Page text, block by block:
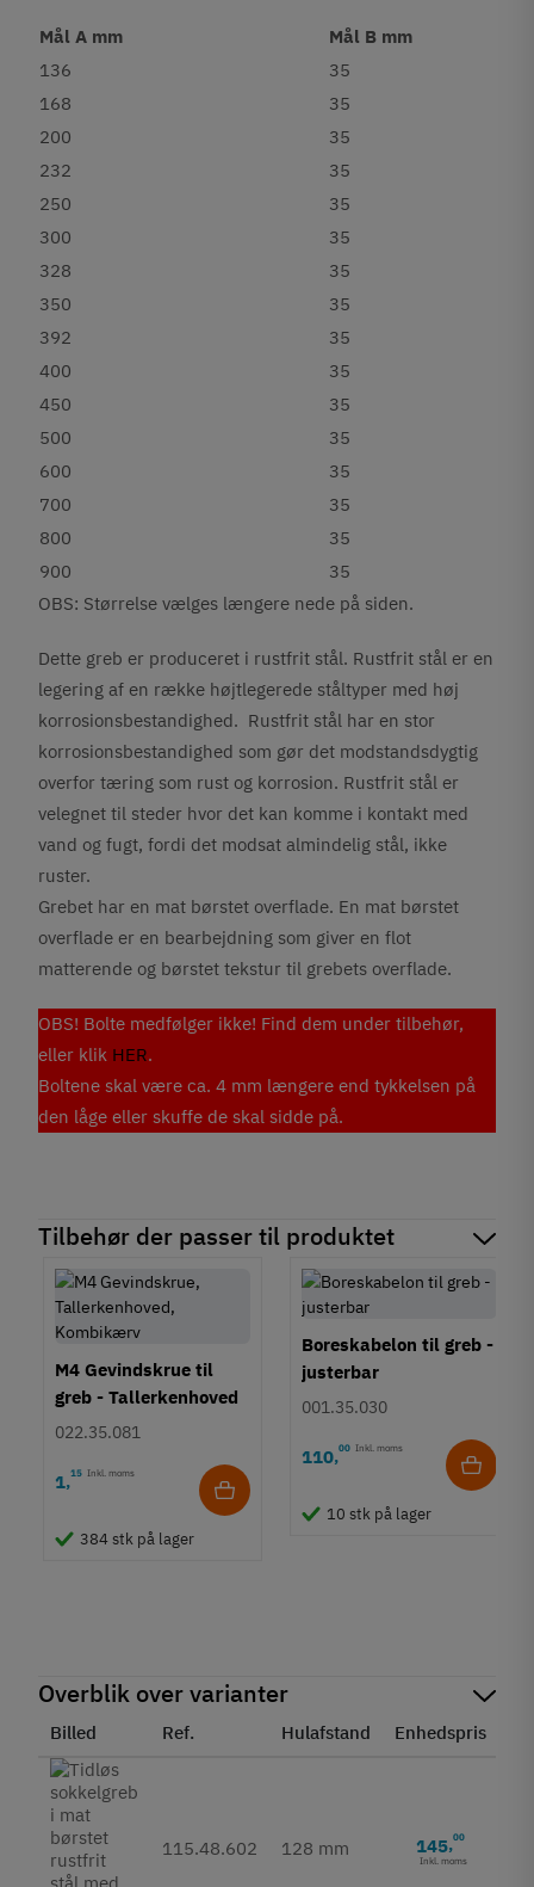
Mål A mm
Mål B mm
136
35
168
35
200
35
232
35
250
35
300
35
328
35
350
35
392
35
400
35
450
35
500
35
600
35
700
35
800
35
900
35
OBS: Størrelse vælges længere nede på siden.
Dette greb er produceret i rustfrit stål. Rustfrit stål er en
legering af en række højtlegerede ståltyper med høj
korrosionsbestandighed. Rustfrit stål har en stor
korrosionsbestandighed som gør det modstandsdygtig
overfor tæring som rust og korrosion. Rustfrit stål er
velegnet til steder hvor det kan komme i kontakt med
vand og fugt, fordi det modsat almindelig stål, ikke
ruster.
Grebet har en mat børstet overflade. En mat børstet
overflade er en bearbejdning som giver en flot
matterende og børstet tekstur til grebets overflade.
OBS! Bolte medfølger ikke! Find dem under tilbehør,
eller klik HER.
Boltene skal være ca. 4 mm længere end tykkelsen på
den låge eller skuffe de skal sidde på.
Tilbehør der passer til produktet
M4 Gevindskrue til
greb - Tallerkenhoved
- Krydskærv
022.35.081
1,15 Inkl. moms
384 stk på lager
Boreskabelon til greb -
justerbar
001.35.030
110,00 Inkl. moms
10 stk på lager
Overblik over varianter
Billed Ref. Hulafstand Enhedspris
115.48.602 128 mm 145,00
Inkl. moms